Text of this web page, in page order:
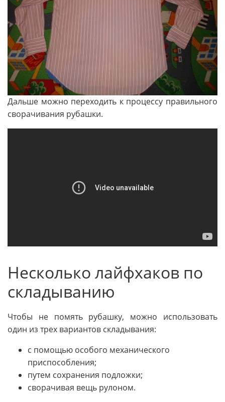
Дальше можно переходить к процессу правильного
сворачивания рубашки.
Несколько лайфхаков по
складыванию
Чтобы не помять рубашку, можно использовать
один из трех вариантов складывания:
с помощью особого механического
приспособления;
путем сохранения подложки;
сворачивая вещь рулоном.